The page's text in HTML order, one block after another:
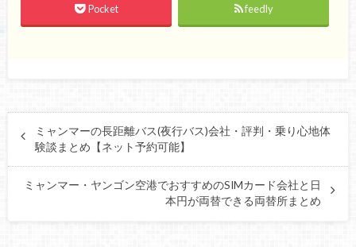
Pocket feedly
ミャンマーの長距離バス(夜行バス)会社・評判・乗り心地体
験談まとめ【ネット予約可能】
ミャンマー・ヤンゴン空港でおすすめのSIMカード会社と日
本円が両替できる両替所まとめ